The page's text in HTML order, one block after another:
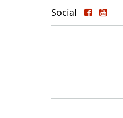
Social